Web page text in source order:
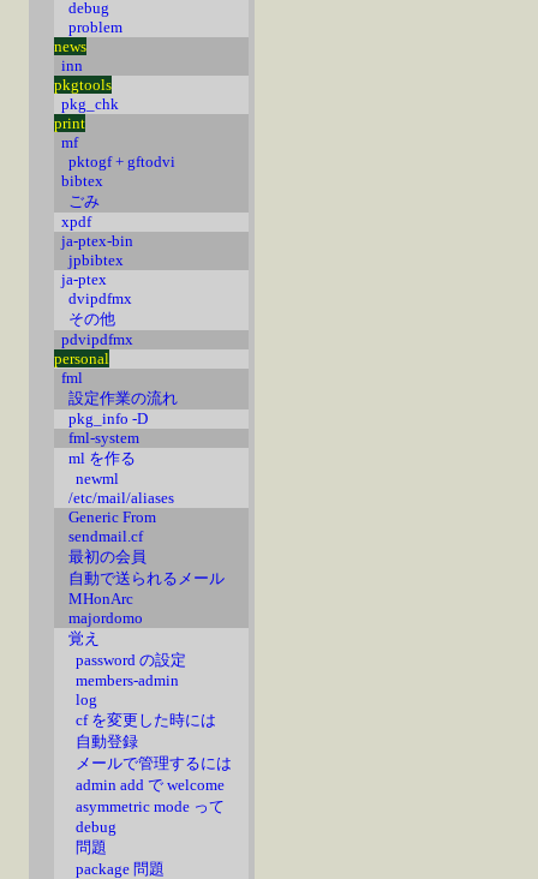
debug
problem
news
inn
pkgtools
pkg_chk
print
mf
pktogf + gftodvi
bibtex
ごみ
xpdf
ja-ptex-bin
jpbibtex
ja-ptex
dvipdfmx
その他
pdvipdfmx
personal
fml
設定作業の流れ
pkg_info -D
fml-system
ml を作る
newml
/etc/mail/aliases
Generic From
sendmail.cf
最初の会員
自動で送られるメール
MHonArc
majordomo
覚え
password の設定
members-admin
log
cf を変更した時には
自動登録
メールで管理するには
admin add で welcome
asymmetric mode って
debug
問題
package 問題